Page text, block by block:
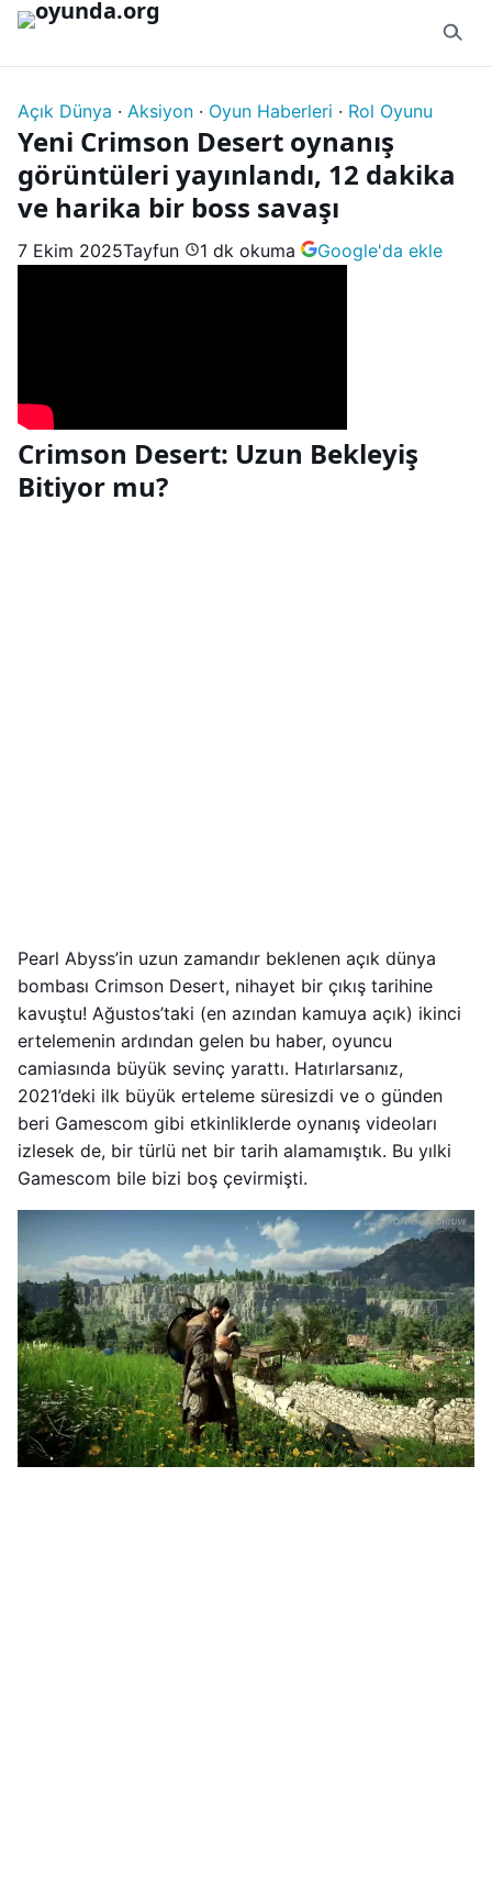
İçeriğe geç
Açık Dünya · Aksiyon · Oyun Haberleri · Rol Oyunu
Yeni Crimson Desert oynanış
görüntüleri yayınlandı, 12 dakika
ve harika bir boss savaşı
7 Ekim 2025Tayfun 1 dk okuma Google'da ekle
Crimson Desert: Uzun Bekleyiş
Bitiyor mu?
Pearl Abyss’in uzun zamandır beklenen açık dünya
bombası Crimson Desert, nihayet bir çıkış tarihine
kavuştu! Ağustos’taki (en azından kamuya açık) ikinci
ertelemenin ardından gelen bu haber, oyuncu
camiasında büyük sevinç yarattı. Hatırlarsanız,
2021’deki ilk büyük erteleme süresizdi ve o günden
beri Gamescom gibi etkinliklerde oynanış videoları
izlesek de, bir türlü net bir tarih alamamıştık. Bu yılki
Gamescom bile bizi boş çevirmişti.